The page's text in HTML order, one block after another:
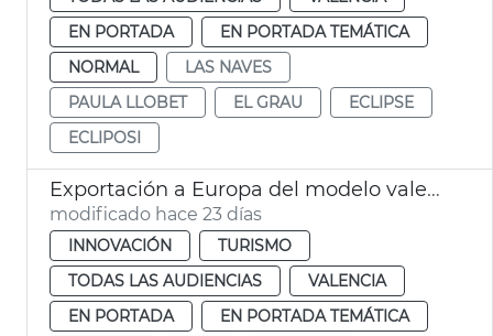
EN PORTADA
EN PORTADA TEMÁTICA
NORMAL
LAS NAVES
PAULA LLOBET
EL GRAU
ECLIPSE
ECLIPOSI
Exportación a Europa del modelo valenciano de turismo de congresos
modificado hace 23 días
INNOVACIÓN
TURISMO
TODAS LAS AUDIENCIAS
VALENCIA
EN PORTADA
EN PORTADA TEMÁTICA